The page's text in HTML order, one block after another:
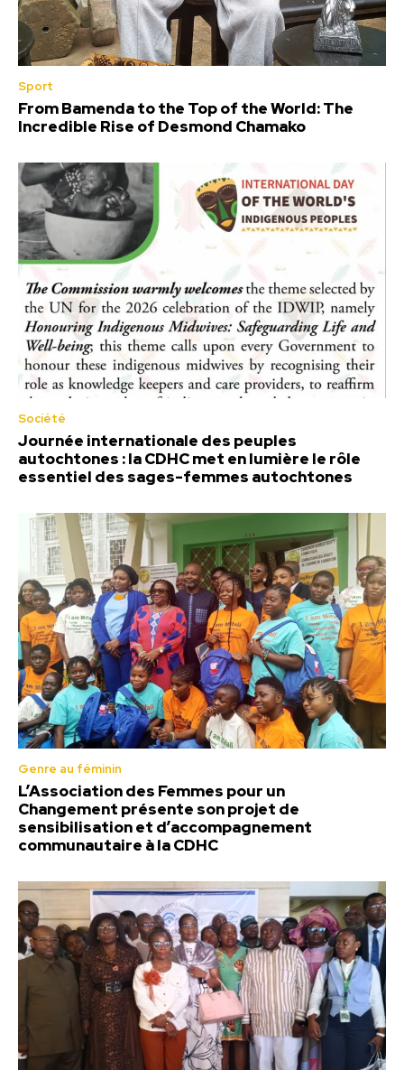
Sport
From Bamenda to the Top of the World: The
Incredible Rise of Desmond Chamako
Société
Journée internationale des peuples
autochtones : la CDHC met en lumière le rôle
essentiel des sages-femmes autochtones
Genre au féminin
L’Association des Femmes pour un
Changement présente son projet de
sensibilisation et d’accompagnement
communautaire à la CDHC